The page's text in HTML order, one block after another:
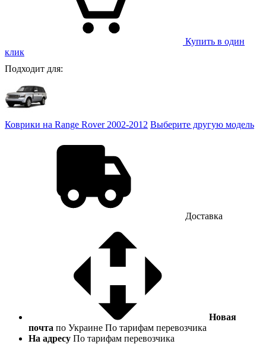
Купить в один
клик
Подходит для:
Коврики на Range Rover 2002-2012 Выберите другую модель
Доставка
Новая
почта по Украине По тарифам перевозчика
На адресу По тарифам перевозчика